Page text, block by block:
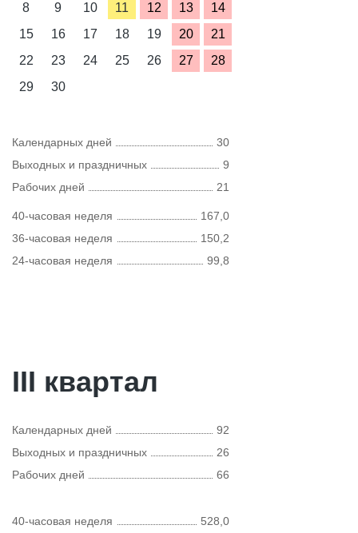
8
9 10 11 12 13
14
15
16 17 18 19 20
21
22
23 24 25 26 27
28
29
30
Календарных дней
30
Выходных и праздничных
9
Рабочих дней
21
40-часовая неделя
167,0
36-часовая неделя
150,2
24-часовая неделя
99,8
III квартал
Календарных дней
92
Выходных и праздничных
26
Рабочих дней
66
40-часовая неделя 528,0